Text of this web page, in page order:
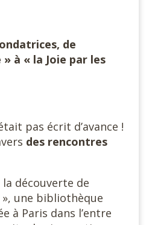
de
» à « la Joie par les
pas écrit d’avance !
des rencontres
découverte de
», une bibliothèque
à Paris dans l’entre